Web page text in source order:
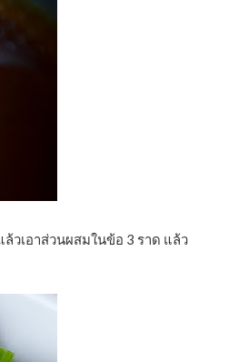
วเอาส่วนผสมในข้อ 3 ราด แล้ว